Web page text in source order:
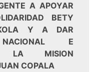
A APOYAR
BETY
Y A DAR
NACIONAL E
LA MISION
COPALA